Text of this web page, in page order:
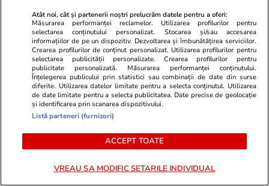
Patek Philippe și Rolex
Politică 12:58
SURSE Război politic total. PNL pregătește
trimiterea acasă a garniturilor doi și trei din
instituțiile statului și deconcentratele ocupate
Atât noi, cât și partenerii noștri prelucrăm datele pentru a oferi:
Măsurarea performanței reclamelor. Utilizarea profilurilor pentru
selectarea conținutului personalizat. Stocarea și/sau accesarea
informațiilor de pe un dispozitiv. Dezvoltarea și îmbunătățirea serviciilor.
Crearea profilurilor de conținut personalizat. Utilizarea profilurilor pentru
selectarea publicității personalizate. Crearea profilurilor pentru
publicitate personalizată. Măsurarea performanței conținutului.
Înțelegerea publicului prin statistici sau combinații de date din surse
diferite. Utilizarea datelor limitate pentru a selecta conținutul. Utilizarea
de date limitate pentru a selecta publicitatea. Date precise de geolocație
și identificarea prin scanarea dispozitivului.
Listă parteneri (furnizori)
ACCEPT TOATE
VREAU SA MODIFIC SETARILE INDIVIDUAL